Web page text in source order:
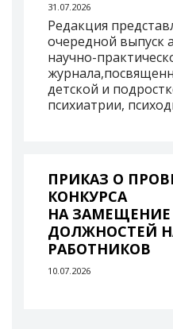
31.07.2026
Редакция
очередной выпуск
научно-
детской и
психиатрии,
ПРИКАЗ О
КОНКУРСА
НА
ДОЛЖНОСТЕЙ
РАБОТНИКОВ
10.07.2026